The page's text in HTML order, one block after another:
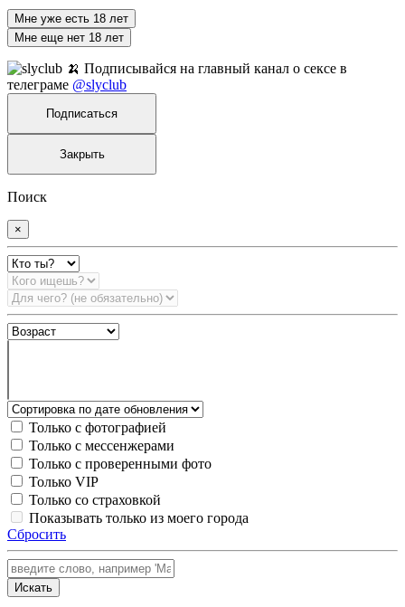
Мне уже есть 18 лет
Мне еще нет 18 лет
🍌 Подписывайся на главный канал о сексе в
телеграме @slyclub
Подписаться
Закрыть
Поиск
×
Только с фотографией
Только с мессенжерами
Только с проверенными фото
Только VIP
Только со страховкой
Показывать только из моего города
Сбросить
Искать